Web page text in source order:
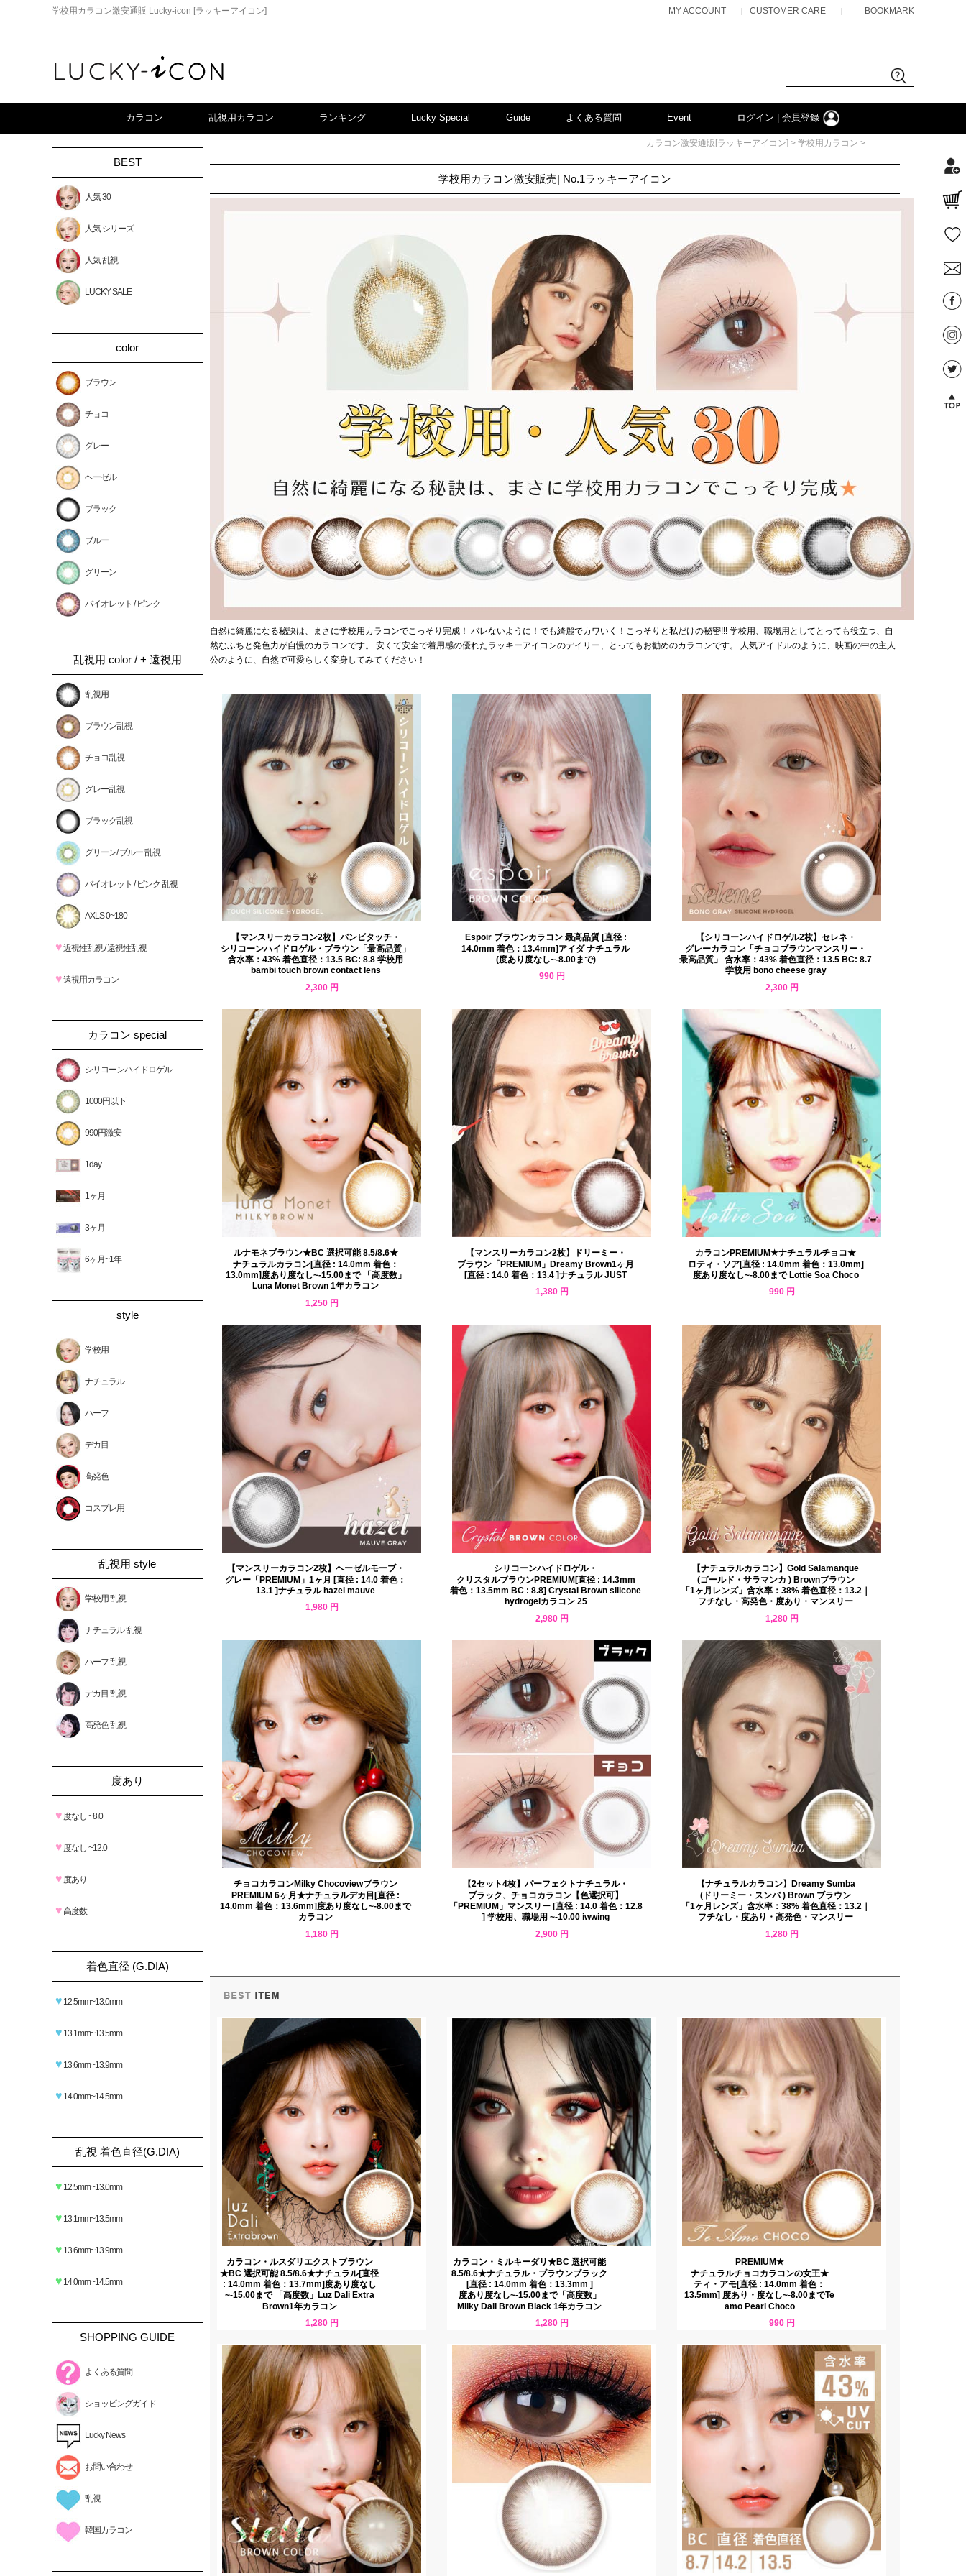
学校用カラコン激安通販 Lucky-icon [ラッキーアイコン] MY ACCOUNT | CUSTOMER CARE | BOOKMARK
カラコン 乱視用カラコン ランキング Lucky Special Guide よくある質問 Event ログイン | 会員登録
BEST
人気 30
人気 シリーズ
人気 乱視
LUCKY SALE
color
ブラウン
チョコ
グレー
ヘーゼル
ブラック
ブルー
グリーン
バイオレット / ピンク
乱視用 color / + 遠視用
乱視用
ブラウン乱視
チョコ乱視
グレー乱視
ブラック乱視
グリーン/ ブルー 乱視
バイオレット / ピンク 乱視
AXLS 0~180
♥近視性乱視 / 遠視性乱視
♥遠視用カラコン
カラコン special
シリコーンハイドロゲル
1000円以下
990円激安
1day
1ヶ月
3ヶ月
6ヶ月~1年
style
学校用
ナチュラル
ハーフ
デカ目
高発色
コスプレ用
乱視用 style
学校用 乱視
ナチュラル 乱視
ハーフ 乱視
デカ目 乱視
高発色 乱視
度あり
♥ 度なし ~8.0
♥ 度なし ~12.0
♥ 度あり
♥高度数
着色直径 (G.DIA)
♥ 12.5mm~13.0mm
♥ 13.1mm~13.5mm
♥ 13.6mm~13.9mm
♥ 14.0mm~14.5mm
乱視 着色直径(G.DIA)
♥ 12.5mm~13.0mm
♥ 13.1mm~13.5mm
♥ 13.6mm~13.9mm
♥ 14.0mm~14.5mm
SHOPPING GUIDE
よくある質問
ショッピングガイド
Lucky News
お問い合わせ
乱視
韓国カラコン
カラコン激安通販[ラッキーアイコン] > 学校用カラコン >
学校用カラコン激安販売| No.1ラッキーアイコン
自然に綺麗になる秘訣は、まさに学校用カラコンでこっそり完成！ バレないように！でも綺麗でカワいく！こっそりと私だけの秘密!!! 学校用、職場用としてとっても役立つ、自
然なふちと発色力が自慢のカラコンです。 安くて安全で着用感の優れたラッキーアイコンのデイリー、とってもお勧めのカラコンです。 人気アイドルのように、映画の中の主人
公のように、自然で可愛らしく変身してみてください！
【マンスリーカラコン2枚】バンビタッチ・
シリコーンハイドロゲル・ブラウン「最高品質」
含水率：43% 着色直径：13.5 BC: 8.8 学校用
bambi touch brown contact lens
2,300 円
Espoir ブラウンカラコン 最高品質 [直径 :
14.0mm 着色：13.4mm]アイダ ナチュラル
(度あり度なし~-8.00まで)
990 円
【シリコーンハイドロゲル2枚】セレネ・
グレーカラコン「チョコブラウンマンスリー・
最高品質」 含水率：43% 着色直径：13.5 BC: 8.7
学校用 bono cheese gray
2,300 円
ルナモネブラウン★BC 選択可能 8.5/8.6★
ナチュラルカラコン[直径 : 14.0mm 着色：
13.0mm]度あり度なし~-15.00まで 「高度数」
Luna Monet Brown 1年カラコン
1,250 円
【マンスリーカラコン2枚】ドリーミー・
ブラウン「PREMIUM」Dreamy Brown1ヶ月
[直径 : 14.0 着色：13.4 ]ナチュラル JUST
1,380 円
カラコンPREMIUM★ナチュラルチョコ★
ロティ・ソア[直径 : 14.0mm 着色：13.0mm]
度あり度なし~-8.00まで Lottie Soa Choco
990 円
【マンスリーカラコン2枚】ヘーゼルモーブ・
グレー「PREMIUM」1ヶ月 [直径 : 14.0 着色：
13.1 ]ナチュラル hazel mauve
1,980 円
シリコーンハイドロゲル・
クリスタルブラウンPREMIUM[直径 : 14.3mm
着色：13.5mm BC : 8.8] Crystal Brown silicone
hydrogelカラコン 25
2,980 円
【ナチュラルカラコン】Gold Salamanque
(ゴールド・サラマンカ ) Brownブラウン
「1ヶ月レンズ」含水率：38% 着色直径：13.2｜
フチなし・高発色・度あり・マンスリー
1,280 円
チョコカラコンMilky Chocoviewブラウン
PREMIUM 6ヶ月★ナチュラルデカ目[直径 :
14.0mm 着色：13.6mm]度あり度なし~-8.00まで
カラコン
1,180 円
【2セット4枚】パーフェクトナチュラル・
ブラック、チョコカラコン【色選択可】
「PREMIUM」マンスリー [直径 : 14.0 着色：12.8
] 学校用、職場用 ~-10.00 iwwing
2,900 円
【ナチュラルカラコン】Dreamy Sumba
(ドリーミー・スンバ ) Brown ブラウン
「1ヶ月レンズ」含水率：38% 着色直径：13.2｜
フチなし・度あり・高発色・マンスリー
1,280 円
カラコン・ルスダリエクストブラウン
★BC 選択可能 8.5/8.6★ナチュラル[直径
: 14.0mm 着色：13.7mm]度あり度なし
~-15.00まで 「高度数」Luz Dali Extra
Brown1年カラコン
1,280 円
カラコン・ミルキーダリ★BC 選択可能
8.5/8.6★ナチュラル・ブラウンブラック
[直径 : 14.0mm 着色：13.3mm ]
度あり度なし~-15.00まで「高度数」
Milky Dali Brown Black 1年カラコン
1,280 円
PREMIUM★
ナチュラルチョコカラコンの女王★
ティ・アモ[直径 : 14.0mm 着色：
13.5mm] 度あり・度なし~-8.00までTe
amo Pearl Choco
990 円